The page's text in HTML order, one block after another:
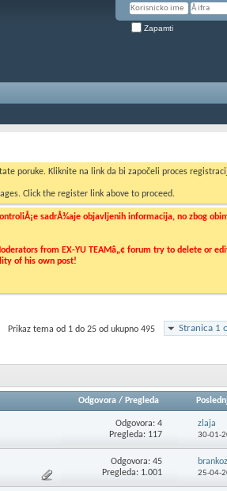
Zapamti
poruke. Kliknite na link da bi započeli proces
Click the register link above to proceed.
sadrÅ¾aje objavljenih informacija, no zbog
from EX-YU TEAMâ„¢ forum try to delete or
of his own post!
Stranica 1
Prikaz tema od 1 do 25 od ukupno 495
Odgovora / Pregleda
Odgovora: 4
Pregleda: 117
zlaja
30-01-
Odgovora: 45
Pregleda: 1.001
brankoz
25-04-